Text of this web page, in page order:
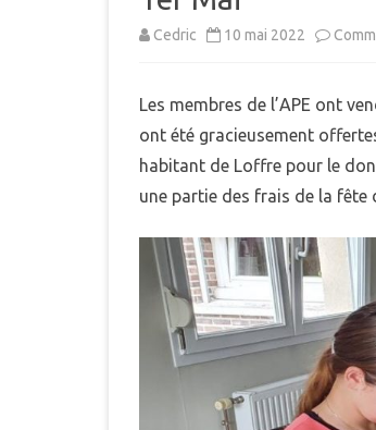
Cedric 10 mai 2022
Les membres de l’APE ont
ont été gracieusement
habitant de Loffre pour le
une partie des frais de la fête